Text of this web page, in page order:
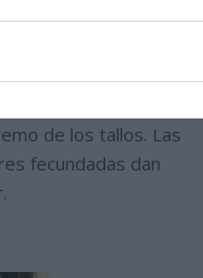
de
de los tallos. Las
fecundadas dan